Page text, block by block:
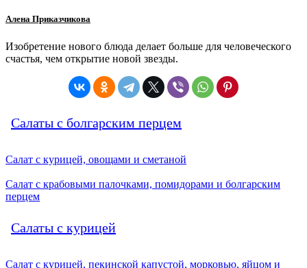
Алена Приказчикова
Изобретение нового блюда делает больше для человеческого
счастья, чем открытие новой звезды.
Салаты с болгарским перцем
Салат с курицей, овощами и сметаной
Салат с крабовыми палочками, помидорами и болгарским
перцем
Салаты с курицей
Салат с курицей, пекинской капустой, морковью, яйцом и